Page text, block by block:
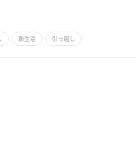
新生活 引っ越し